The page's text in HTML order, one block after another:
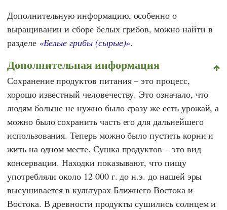
Дополнительную информацию, особенно о
выращивании и сборе белых грибов, можно найти в
разделе «Белые грибы (сырые)».
Дополнительная информация
Сохранение продуктов питания – это процесс,
хорошо известный человечеству. Это означало, что
людям больше не нужно было сразу же есть урожай, а
можно было сохранить часть его для дальнейшего
использования. Теперь можно было пустить корни и
жить на одном месте. Сушка продуктов – это вид
консервации. Находки показывают, что пищу
употребляли около 12 000 г. до н.э. до нашей эры
высушивается в культурах Ближнего Востока и
Востока. В древности продукты сушились солнцем и